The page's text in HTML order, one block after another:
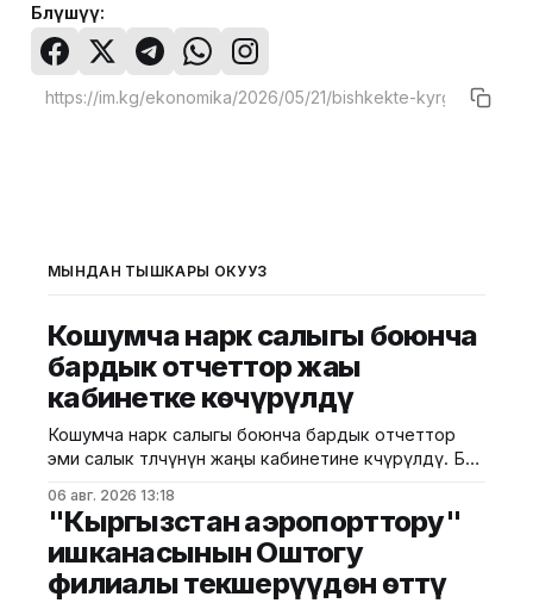
Бөлүшүү:
МЫНДАН ТЫШКАРЫ ОКУҢУЗ
Кошумча нарк салыгы боюнча
бардык отчеттор жаңы
кабинетке көчүрүлдү
Кошумча нарк салыгы боюнча бардык отчеттор
эми салык төлөөчүнүн жаңы кабинетине көчүрүлдү. Бул
билдирди. Маалыматка ылайык, буга чейин айрым
отчеттор менен иштөө жана тапшырылган
документтердин тарыхын көрүү үчүн эски тутумга
өтүүгө туура келген. Салыктын жаңы кабинетине
06 авг. 2026 13:18
"Кыргызстан аэропорттору"
ишканасынын Оштогу
филиалы текшерүүдөн өттү